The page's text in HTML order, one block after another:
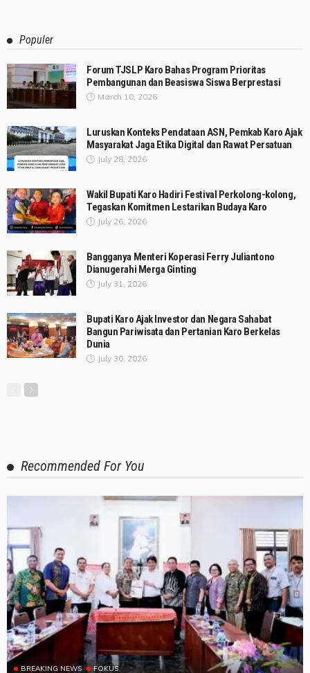
Populer
Forum TJSLP Karo Bahas Program Prioritas
Pembangunan dan Beasiswa Siswa Berprestasi
March 10, 2026
Luruskan Konteks Pendataan ASN, Pemkab Karo Ajak
Masyarakat Jaga Etika Digital dan Rawat Persatuan
July 28, 2026
Wakil Bupati Karo Hadiri Festival Perkolong-kolong,
Tegaskan Komitmen Lestarikan Budaya Karo
July 26, 2026
Bangganya Menteri Koperasi Ferry Juliantono
Dianugerahi Merga Ginting
July 31, 2026
Bupati Karo Ajak Investor dan Negara Sahabat
Bangun Pariwisata dan Pertanian Karo Berkelas
Dunia
July 30, 2026
Recommended For You
BREAKING NEWS FOKUS